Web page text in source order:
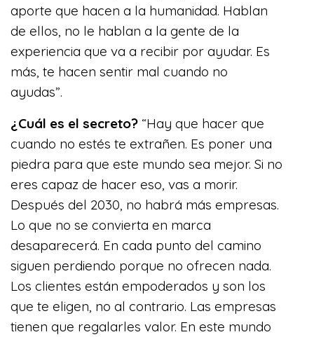
aporte que hacen a la humanidad. Hablan
de ellos, no le hablan a la gente de la
experiencia que va a recibir por ayudar. Es
más, te hacen sentir mal cuando no
ayudas”.
¿Cuál es el secreto? “Hay que hacer que
cuando no estés te extrañen. Es poner una
piedra para que este mundo sea mejor. Si no
eres capaz de hacer eso, vas a morir.
Después del 2030, no habrá más empresas.
Lo que no se convierta en marca
desaparecerá. En cada punto del camino
siguen perdiendo porque no ofrecen nada.
Los clientes están empoderados y son los
que te eligen, no al contrario. Las empresas
tienen que regalarles valor. En este mundo